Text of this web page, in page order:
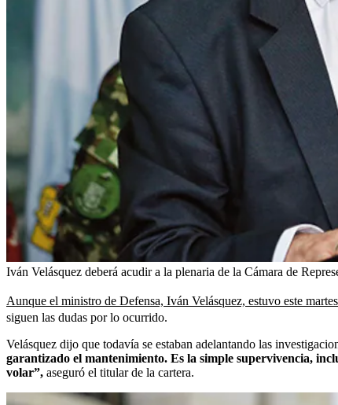
Iván Velásquez deberá acudir a la plenaria de la Cámara de
Aunque el ministro de Defensa, Iván Velásquez, estuvo este
siguen las dudas por lo ocurrido.
Velásquez dijo que todavía se estaban adelantando las
garantizado el mantenimiento. Es la simple supervivencia,
volar”, aseguró el titular de la cartera.